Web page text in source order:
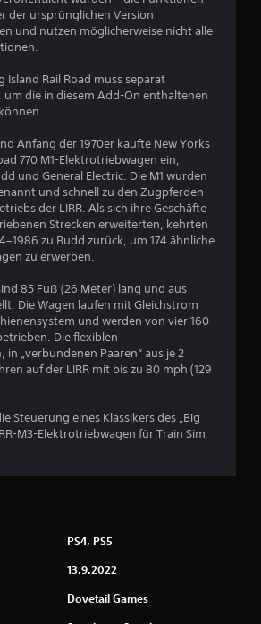
der ursprünglichen Version
und nutzen möglicherweise nicht alle
Island Rail Road muss separat
die in diesem Add-On enthaltenen
Anfang der 1970er kaufte New Yorks
770 M1-Elektrotriebwagen ein,
und General Electric. Die M1 wurden
und schnell zu den Zugpferden
der LIRR. Als sich ihre Geschäfte
Strecken erweiterten, kehrten
zu Budd zurück, um 174 ähnliche
zu erwerben.
85 Fuß (26 Meter) lang und aus
Die Wagen laufen mit Gleichstrom
und werden von vier 160-
Die flexiblen
in „verbundenen Paaren“ aus je 2
auf der LIRR mit bis zu 80 mph (129
Steuerung eines Klassikers des „Big
M3-Elektrotriebwagen für Train Sim
PS4, PS5
13.9.2022
Dovetail Games